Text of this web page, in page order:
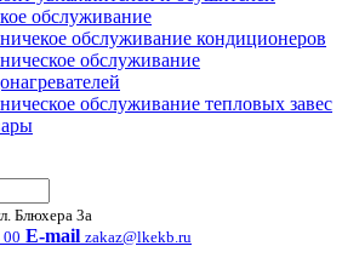
обслуживание
обслуживание кондиционеров
обслуживание
обслуживание тепловых завес
Блюхера 3а
00 E-mail zakaz@lkekb.ru